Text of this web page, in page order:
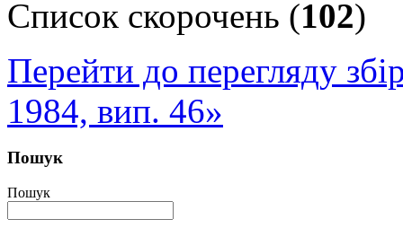
Список скорочень (102)
Перейти до перегляду
1984, вип. 46»
Пошук
Пошук